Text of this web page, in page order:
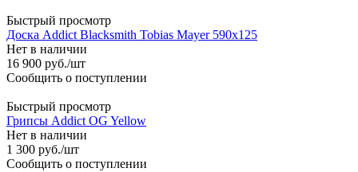
Быстрый просмотр
Доска Addict Blacksmith Tobias Mayer 590x125
Нет в наличии
16 900 руб./шт
Сообщить о поступлении
Быстрый просмотр
Грипсы Addict OG Yellow
Нет в наличии
1 300 руб./шт
Сообщить о поступлении